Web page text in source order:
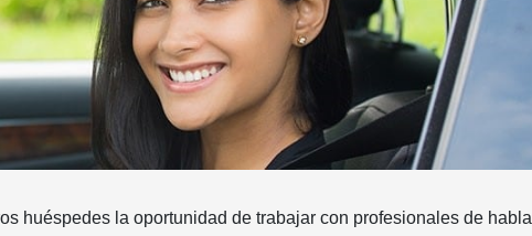
huéspedes la oportunidad de trabajar con profesionales de habla